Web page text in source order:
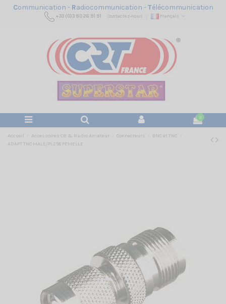
Communication - Radiocommunication -Télécommunication
+33 (0)3 80 26 91 91 Contactez-nous Français
0
Accueil Accessoires CB & Radio Amateur Connecteurs
BNC et TNC
ADAPT TNC MALE/PL258 FEMELLE